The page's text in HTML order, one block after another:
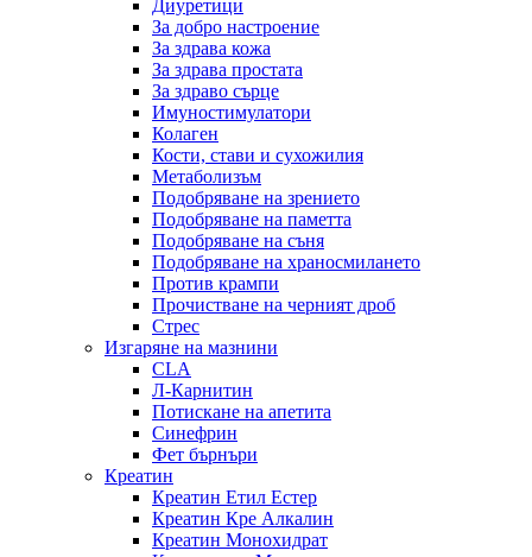
Диуретици
За добро настроение
За здрава кожа
За здрава простата
За здраво сърце
Имуностимулатори
Колаген
Кости, стави и сухожилия
Метаболизъм
Подобряване на зрението
Подобряване на паметта
Подобряване на съня
Подобряване на храносмилането
Против крампи
Прочистване на черният дроб
Стрес
Изгаряне на мазнини
CLA
Л-Карнитин
Потискане на апетита
Синефрин
Фет бърнъри
Креатин
Креатин Етил Естер
Креатин Кре Алкалин
Креатин Монохидрат